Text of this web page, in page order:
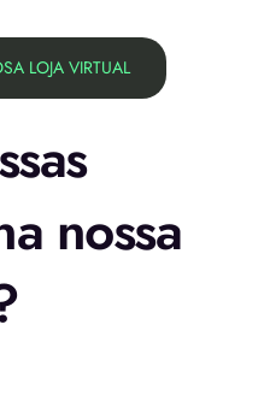
LOJA VIRTUAL
nossa